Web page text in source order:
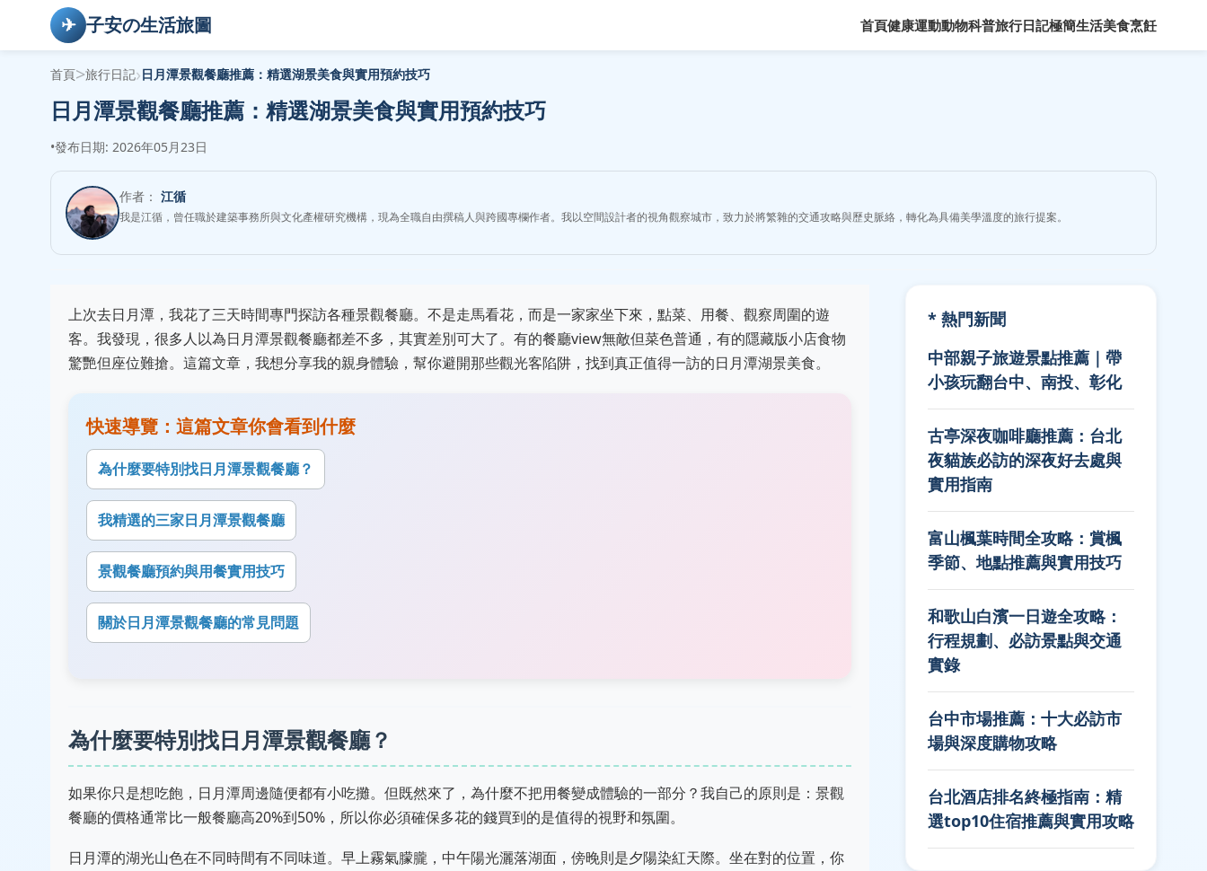
✈ 子安の生活旅圖 首頁健康運動動物科普旅行日記極簡生活美食烹飪
首頁>旅行日記›日月潭景觀餐廳推薦：精選湖景美食與實用預約技巧
日月潭景觀餐廳推薦：精選湖景美食與實用預約技巧
•發布日期: 2026年05月23日
作者： 江循
我是江循，曾任職於建築事務所與文化產權研究機構，現為全職自由撰稿人與跨國專欄作者。我以空間設計者的視角觀察城市，致力於將繁雜的交通攻略與歷史脈絡，轉化為具備美學溫度的旅行提案。
上次去日月潭，我花了三天時間專門探訪各種景觀餐廳。不是走馬看花，而是一家家坐下來，點菜、用餐、觀察周圍的遊
客。我發現，很多人以為日月潭景觀餐廳都差不多，其實差別可大了。有的餐廳view無敵但菜色普通，有的隱藏版小店食物
驚艷但座位難搶。這篇文章，我想分享我的親身體驗，幫你避開那些觀光客陷阱，找到真正值得一訪的日月潭湖景美食。
快速導覽：這篇文章你會看到什麼
為什麼要特別找日月潭景觀餐廳？
我精選的三家日月潭景觀餐廳
景觀餐廳預約與用餐實用技巧
關於日月潭景觀餐廳的常見問題
為什麼要特別找日月潭景觀餐廳？
如果你只是想吃飽，日月潭周邊隨便都有小吃攤。但既然來了，為什麼不把用餐變成體驗的一部分？我自己的原則是：景觀
餐廳的價格通常比一般餐廳高20%到50%，所以你必須確保多花的錢買到的是值得的視野和氛圍。
日月潭的湖光山色在不同時間有不同味道。早上霧氣朦朧，中午陽光灑落湖面，傍晚則是夕陽染紅天際。坐在對的位置，你
* 熱門新聞
中部親子旅遊景點推薦｜帶
小孩玩翻台中、南投、彰化
古亭深夜咖啡廳推薦：台北
夜貓族必訪的深夜好去處與
實用指南
富山楓葉時間全攻略：賞楓
季節、地點推薦與實用技巧
和歌山白濱一日遊全攻略：
行程規劃、必訪景點與交通
實錄
台中市場推薦：十大必訪市
場與深度購物攻略
台北酒店排名終極指南：精
選top10住宿推薦與實用攻略